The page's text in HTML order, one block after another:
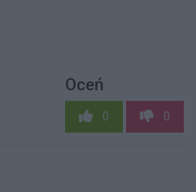
Oceń
0 0